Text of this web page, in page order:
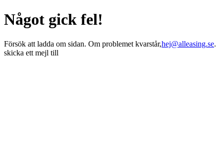
Något gick fel!
Försök att ladda om sidan. Om problemet kvarstår,hej@alleasing.se.
skicka ett mejl till